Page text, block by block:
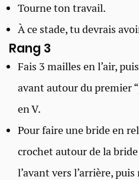
Tourne ton travail.
À ce stade, tu devrais
Rang 3
Fais 3 mailles en l’air,
avant autour du premier
en V.
Pour faire une bride en
crochet autour de la
l’avant vers l’arrière,